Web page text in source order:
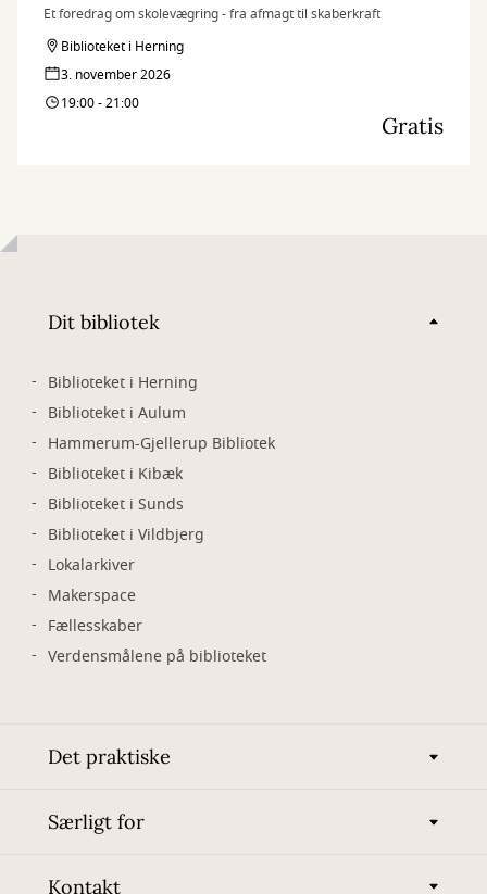
Et foredrag om skolevægring - fra afmagt til skaberkraft
Biblioteket i Herning
3. november 2026
19:00 - 21:00
Gratis
Dit bibliotek
Biblioteket i Herning
Biblioteket i Aulum
Hammerum-Gjellerup Bibliotek
Biblioteket i Kibæk
Biblioteket i Sunds
Biblioteket i Vildbjerg
Lokalarkiver
Makerspace
Fællesskaber
Verdensmålene på biblioteket
Det praktiske
Særligt for
Kontakt